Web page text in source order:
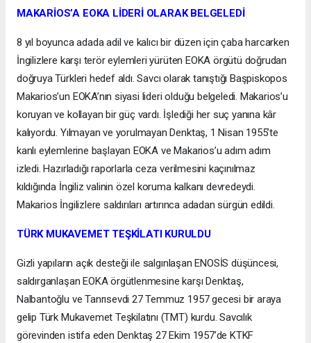
MAKARİOS’A EOKA LİDERİ OLARAK BELGELEDİ
8 yıl boyunca adada adil ve kalıcı bir düzen için çaba harcarken
İngilizlere karşı terör eylemleri yürüten EOKA örgütü doğrudan
doğruya Türkleri hedef aldı. Savcı olarak tanıştığı Başpiskopos
Makarios’un EOKA’nın siyasi lideri olduğu belgeledi. Makarios’u
koruyan ve kollayan bir güç vardı. İşlediği her suç yanına kâr
kalıyordu. Yılmayan ve yorulmayan Denktaş, 1 Nisan 1955’te
kanlı eylemlerine başlayan EOKA ve Makarios’u adım adım
izledi. Hazırladığı raporlarla ceza verilmesini kaçınılmaz
kıldığında İngiliz valinin özel koruma kalkanı devredeydi.
Makarios İngilizlere saldırıları artırınca adadan sürgün edildi.
TÜRK MUKAVEMET TEŞKİLATI KURULDU
Gizli yapıların açık desteği ile salgınlaşan ENOSİS düşüncesi,
saldırganlaşan EOKA örgütlenmesine karşı Denktaş,
Nalbantoğlu ve Tanrısevdi 27 Temmuz 1957 gecesi bir araya
gelip Türk Mukavemet Teşkilatını (TMT) kurdu. Savcılık
görevinden istifa eden Denktaş 27 Ekim 1957’de KTKF